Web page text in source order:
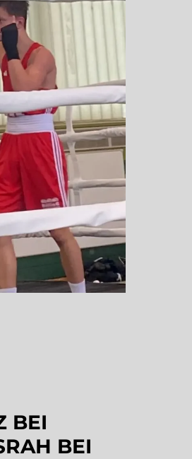
BEI
BEI